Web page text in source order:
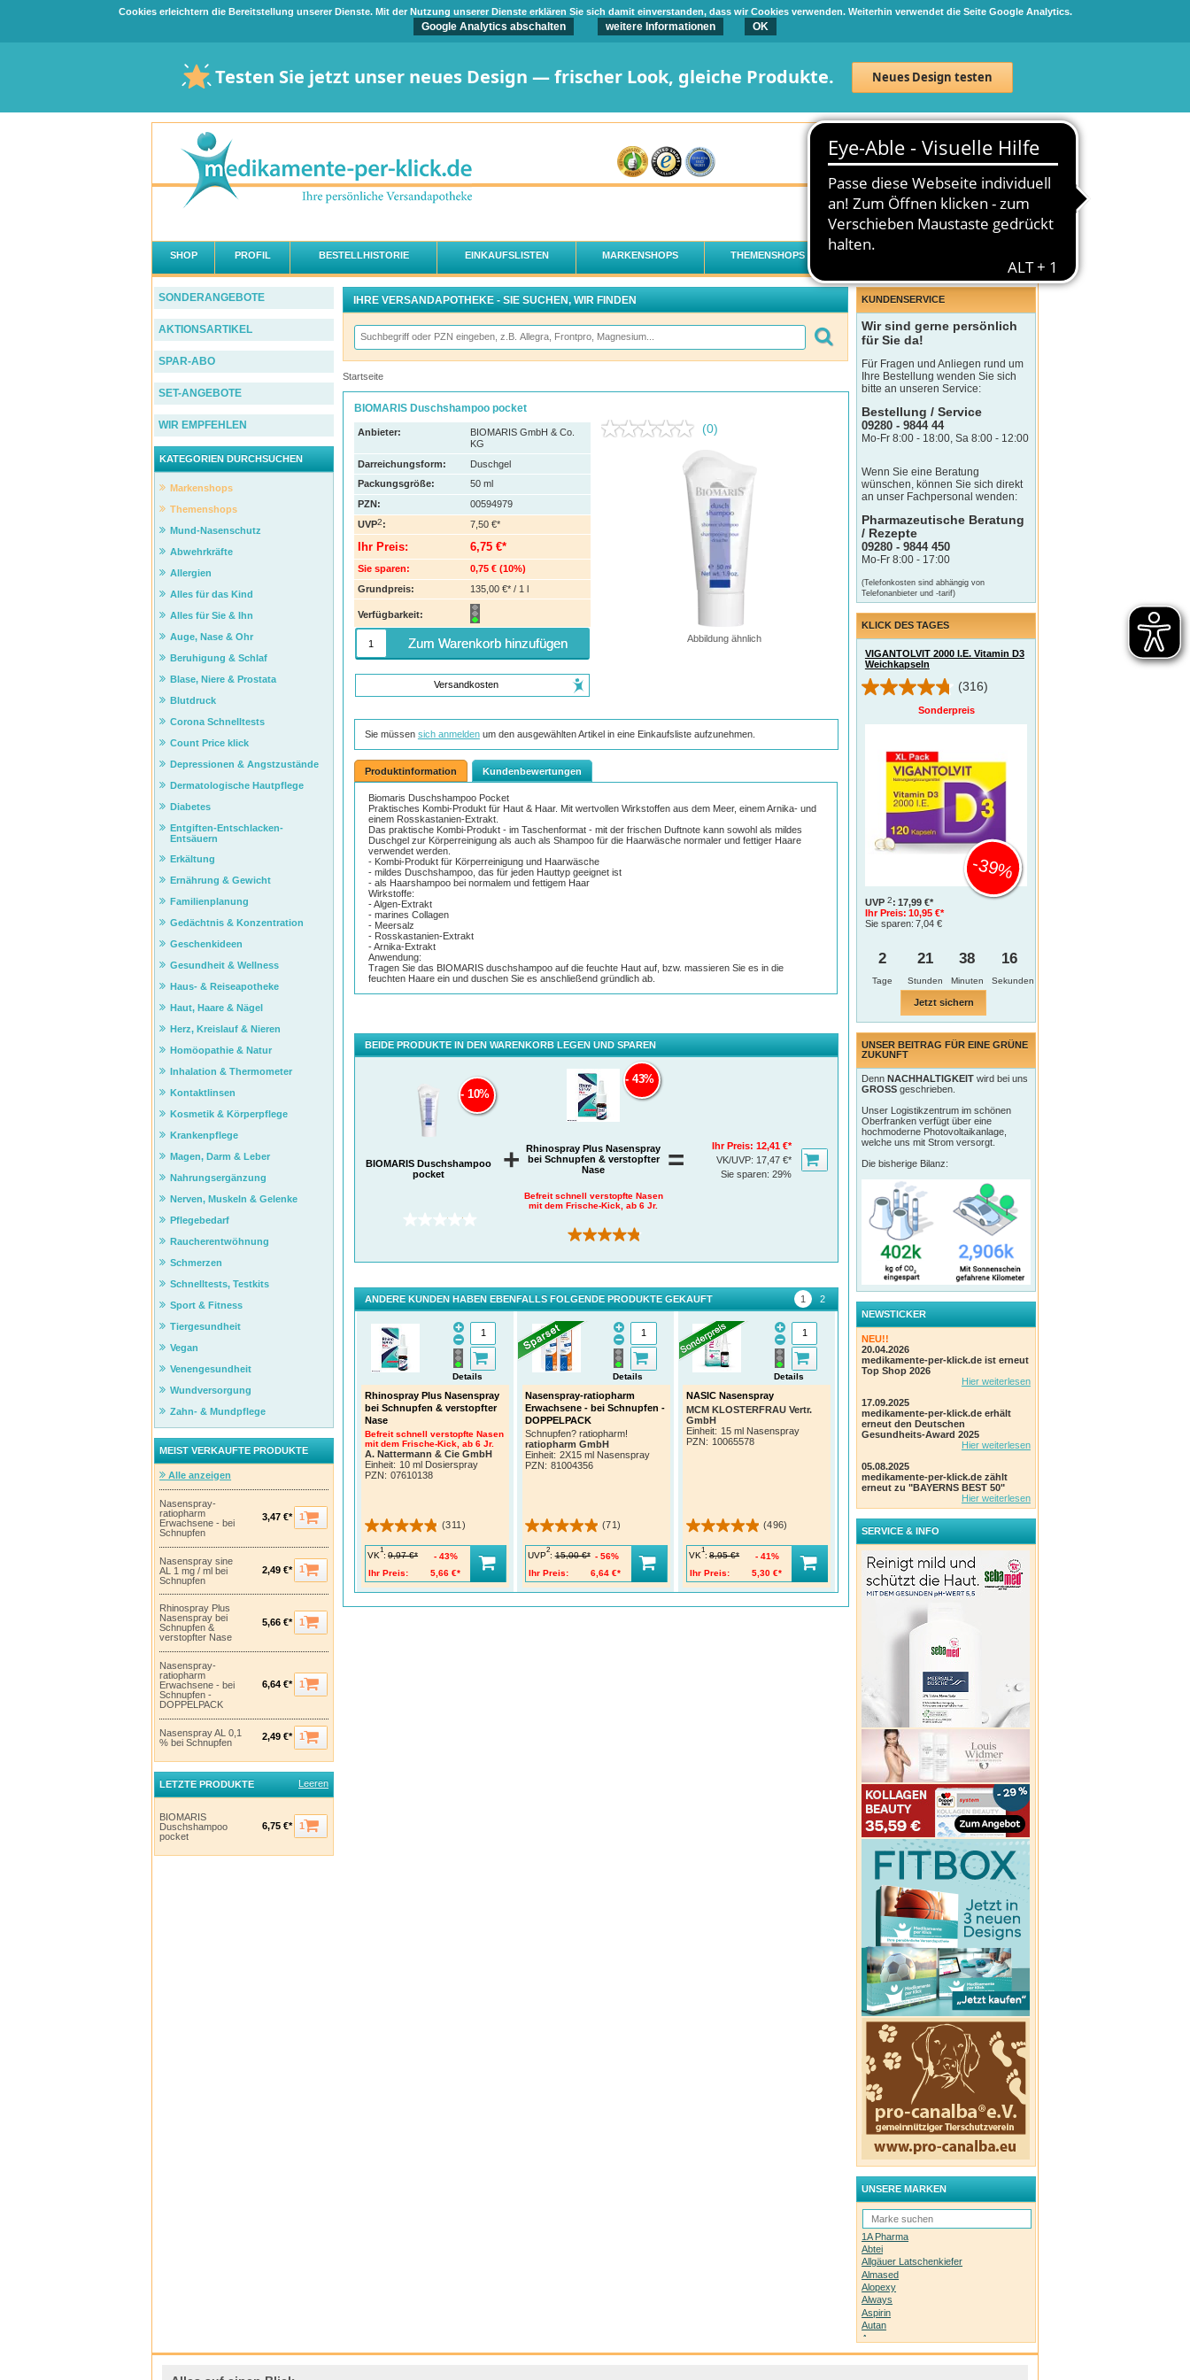
Cookies erleichtern die Bereitstellung unserer Dienste. Mit der Nutzung unserer Dienste erklären Sie sich damit einverstanden, dass wir Cookies verwenden. Weiterhin verwendet die Seite Google Analytics.
Google Analytics abschalten weitere Informationen OK
Testen Sie jetzt unser neues Design — frischer Look, gleiche Produkte. Neues Design testen
Neuanmeldung Anmelden
0 Artikel 0,00 €
SHOP PROFIL BESTELLHISTORIE EINKAUFSLISTEN MARKENSHOPS THEMENSHOPS
IHRE VERSANDAPOTHEKE - SIE SUCHEN, WIR FINDEN
Startseite
BIOMARIS Duschshampoo pocket
(0)
Abbildung ähnlich
Anbieter:
BIOMARIS GmbH & Co.
KG
Darreichungsform:
Duschgel
Packungsgröße:
50 ml
PZN:
00594979
UVP2: 7,50 €*
Ihr Preis: 6,75 €*
Sie sparen: 0,75 € (10%)
Grundpreis:
135,00 €* / 1 l
Verfügbarkeit:
Zum Warenkorb hinzufügen
Versandkosten
Sie müssen sich anmeldenum den ausgewählten Artikel in eine Einkaufsliste aufzunehmen.
Produktinformation Kundenbewertungen
Biomaris Duschshampoo Pocket
Praktisches Kombi-Produkt für Haut & Haar. Mit wertvollen Wirkstoffen aus dem Meer, einem Arnika- und
einem Rosskastanien-Extrakt.
Das praktische Kombi-Produkt - im Taschenformat - mit der frischen Duftnote kann sowohl als mildes
Duschgel zur Körperreinigung als auch als Shampoo für die Haarwäsche normaler und fettiger Haare
verwendet werden.
- Kombi-Produkt für Körperreinigung und Haarwäsche
- mildes Duschshampoo, das für jeden Hauttyp geeignet ist
- als Haarshampoo bei normalem und fettigem Haar
Wirkstoffe:
- Algen-Extrakt
- marines Collagen
- Meersalz
- Rosskastanien-Extrakt
- Arnika-Extrakt
Anwendung:
Tragen Sie das BIOMARIS duschshampoo auf die feuchte Haut auf, bzw. massieren Sie es in die
feuchten Haare ein und duschen Sie es anschließend gründlich ab.
BEIDE PRODUKTE IN DEN WARENKORB LEGEN UND SPAREN
BIOMARIS Duschshampoo
pocket
(0)
10%
+
Rhinospray Plus Nasenspray
bei Schnupfen & verstopfter
Nase
Befreit schnell verstopfte Nasen
mit dem Frische-Kick, ab 6 Jr.
(311)
43%
= Ihr Preis:12,41 €*
VK/UVP: 17,47 €*
Sie sparen:29%
ANDERE KUNDEN HABEN EBENFALLS FOLGENDE PRODUKTE GEKAUFT
Rhinospray Plus Nasenspray
bei Schnupfen & verstopfter
Nase
Befreit schnell verstopfte Nasen
mit dem Frische-Kick, ab 6 Jr.
A. Nattermann & Cie GmbH
Einheit: 10 ml Dosierspray
PZN: 07610138
Details
(311)
VK
1
: 9,97 €*
Ihr Preis:
5,66 €*
43%
Nasenspray-ratiopharm
Erwachsene - bei Schnupfen -
DOPPELPACK
Schnupfen? ratiopharm!
ratiopharm GmbH
Einheit: 2X15 ml Nasenspray
PZN: 81004356
Details
(71)
UVP
2
: 15,00 €*
Ihr Preis:
6,64 €*
56%
NASIC Nasenspray
MCM KLOSTERFRAU Vertr.
GmbH
Einheit: 15 ml Nasenspray
PZN: 10065578
Details
(496)
VK
1
: 8,95 €*
Ihr Preis:
5,30 €*
41%
Nasenspray für Kinder von 2-
Schnelle Hilfe bei Schnupfen,
Erkältung und verstopfter Nase.
(OTC)
Einheit: 10 ml Nasendosierspray
PZN: 02372668
Details
(111)
1
:3,32 €*
Ihr Preis:
1,86 €*
44%
Aristo Pharma GmbH
Einheit:
1
Ihr Preis:
SONDERANGEBOTE
AKTIONSARTIKEL
SPAR-ABO
SET-ANGEBOTE
WIR EMPFEHLEN
KATEGORIEN DURCHSUCHEN
Markenshops
Themenshops
Mund-Nasenschutz
Abwehrkräfte
Allergien
Alles für das Kind
Alles für Sie & Ihn
Auge, Nase & Ohr
Beruhigung & Schlaf
Blase, Niere & Prostata
Blutdruck
Corona Schnelltests
Count Price klick
Depressionen & Angstzustände
Dermatologische Hautpflege
Diabetes
Entgiften-Entschlacken-
Entsäuern
Erkältung
Ernährung & Gewicht
Familienplanung
Gedächtnis & Konzentration
Geschenkideen
Gesundheit & Wellness
Haus- & Reiseapotheke
Haut, Haare & Nägel
Herz, Kreislauf & Nieren
Homöopathie & Natur
Inhalation & Thermometer
Kontaktlinsen
Kosmetik & Körperpflege
Krankenpflege
Magen, Darm & Leber
Nahrungsergänzung
Nerven, Muskeln & Gelenke
Pflegebedarf
Raucherentwöhnung
Schmerzen
Schnelltests, Testkits
Sport & Fitness
Tiergesundheit
Vegan
Venengesundheit
Wundversorgung
Zahn- & Mundpflege
MEIST VERKAUFTE PRODUKTE
Alle anzeigen
Nasenspray-
ratiopharm
Erwachsene - bei
Schnupfen
3,47 €* 1
Nasenspray sine
AL 1 mg / ml bei
Schnupfen
2,49 €* 1
Rhinospray Plus
Nasenspray bei
Schnupfen &
verstopfter Nase
5,66 €* 1
Nasenspray-
ratiopharm
Erwachsene - bei
Schnupfen -
DOPPELPACK
6,64 €* 1
Nasenspray AL 0,1
% bei Schnupfen
2,49 €* 1
LETZTE PRODUKTE Leeren
BIOMARIS
Duschshampoo
pocket
6,75 €* 1
KUNDENSERVICE
Wir sind gerne persönlich
für Sie da!
Für Fragen und Anliegen rund um
Ihre Bestellung wenden Sie sich
bitte an unseren Service:
Bestellung / Service
09280 - 9844 44
Mo-Fr 8:00 - 18:00, Sa 8:00 - 12:00
Wenn Sie eine Beratung
wünschen, können Sie sich direkt
an unser Fachpersonal wenden:
Pharmazeutische Beratung
/ Rezepte
09280 - 9844 450
Mo-Fr 8:00 - 17:00
(Telefonkosten sind abhängig von
Telefonanbieter und -tarif)
KLICK DES TAGES
VIGANTOLVIT 2000 I.E. Vitamin D3
Weichkapseln
(316)
Sonderpreis
UVP 2: 17,99 €*
Ihr Preis: 10,95 €*
Sie sparen: 7,04 €
-39%
2
Tage
21 38 15
Jetzt sichern
UNSER BEITRAG FÜR EINE GRÜNE
ZUKUNFT
Denn NACHHALTIGKEIT wird bei uns
GROSS geschrieben.
Unser Logistikzentrum im schönen
Oberfranken verfügt über eine
hochmoderne Photovoltaikanlage,
welche uns mit Strom versorgt.
Die bisherige Bilanz:
NEWSTICKER
NEU!!
20.04.2026
medikamente-per-klick.de ist erneut
Top Shop 2026
Hier weiterlesen
17.09.2025
medikamente-per-klick.de erhält
erneut den Deutschen
Gesundheits-Award 2025
Hier weiterlesen
05.08.2025
medikamente-per-klick.de zählt
erneut zu "BAYERNS BEST 50"
Hier weiterlesen
SERVICE & INFO
UNSERE MARKEN
1A Pharma
Abtei
Allgäuer Latschenkiefer
Almased
Alopexy
Always
Aspirin
Autan
Avene
Bachblüten-Orginal